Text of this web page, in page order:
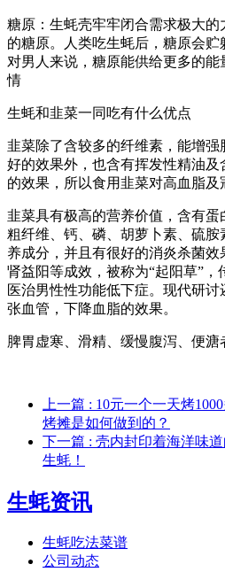
糖原：生蚝壳牢牢闭合需求极大
的糖原。人类吃生蚝后，糖原会贮
对男人来说，糖原能供给更多的
情
生蚝和韭菜一同吃有什么优点
韭菜除了含较多的纤维素，能增
好的效果外，也含有挥发性精油
的效果，所以食用韭菜对高血脂及
韭菜具有极高的营养价值，含有蛋
粗纤维、钙、磷、胡萝卜素、硫
养成分，并且有很好的消炎杀菌
肾益阳等成效，被称为“起阳草”
医治男性性功能低下症。现代研
张血管，下降血脂的效果。
脾胃虚寒、滑精、缓慢腹泻、便溏
上一篇 : 10元一个一天烤
烤摊是如何做到的？
下一篇 : 壳内封印着海洋味
生蚝！
生蚝资讯
生蚝吃法菜谱
公司动态